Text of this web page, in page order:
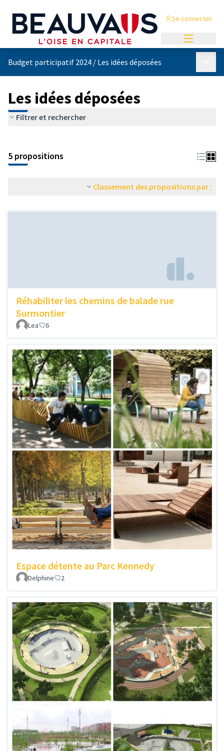
Menu
Se connecter
Budget participatif 2024 / Les idées déposées
Les idées déposées
Filtrer et rechercher
+
−
5 propositions
Classement des propositions par :
Réhabiliter les chemins de balade rue
Surmontier
Lea 6
Espace détente au Parc Kennedy
Delphine 2